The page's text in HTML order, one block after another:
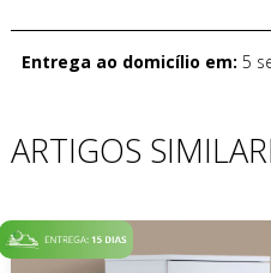
Entrega ao domicílio em: 5
ARTIGOS